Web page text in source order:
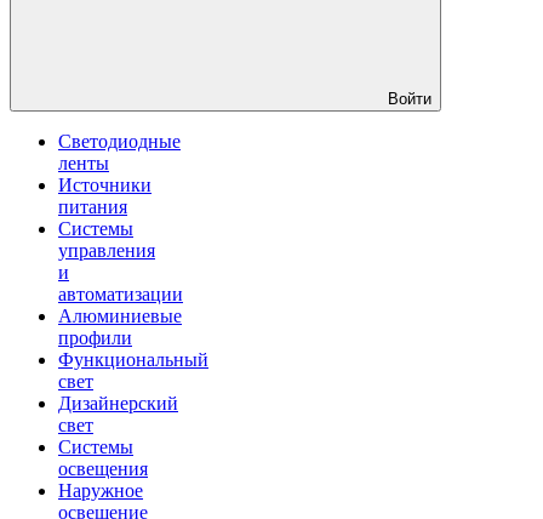
Войти
Светодиодные
ленты
Источники
питания
Системы
управления
и
автоматизации
Алюминиевые
профили
Функциональный
свет
Дизайнерский
свет
Системы
освещения
Наружное
освещение